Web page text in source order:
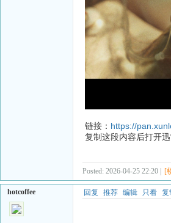
链接： https://
复制这段内容后打开
Posted: 2026-04-25 22:20 | [
hotcoffee 回复 推荐 编辑 只看 复